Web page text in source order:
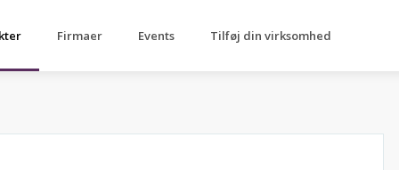
Firmaer Events Tilføj din virksomhed